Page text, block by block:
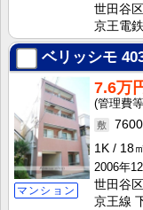
世田谷
京王電
ベリッシモ
マンション
7.6万
1K
18
2006年
世田谷
京王線